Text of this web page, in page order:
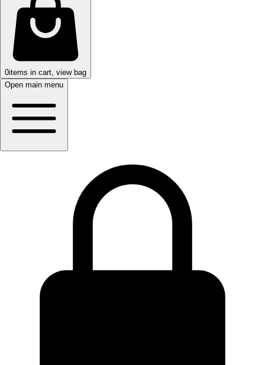
0items in cart, view bag
Open main menu